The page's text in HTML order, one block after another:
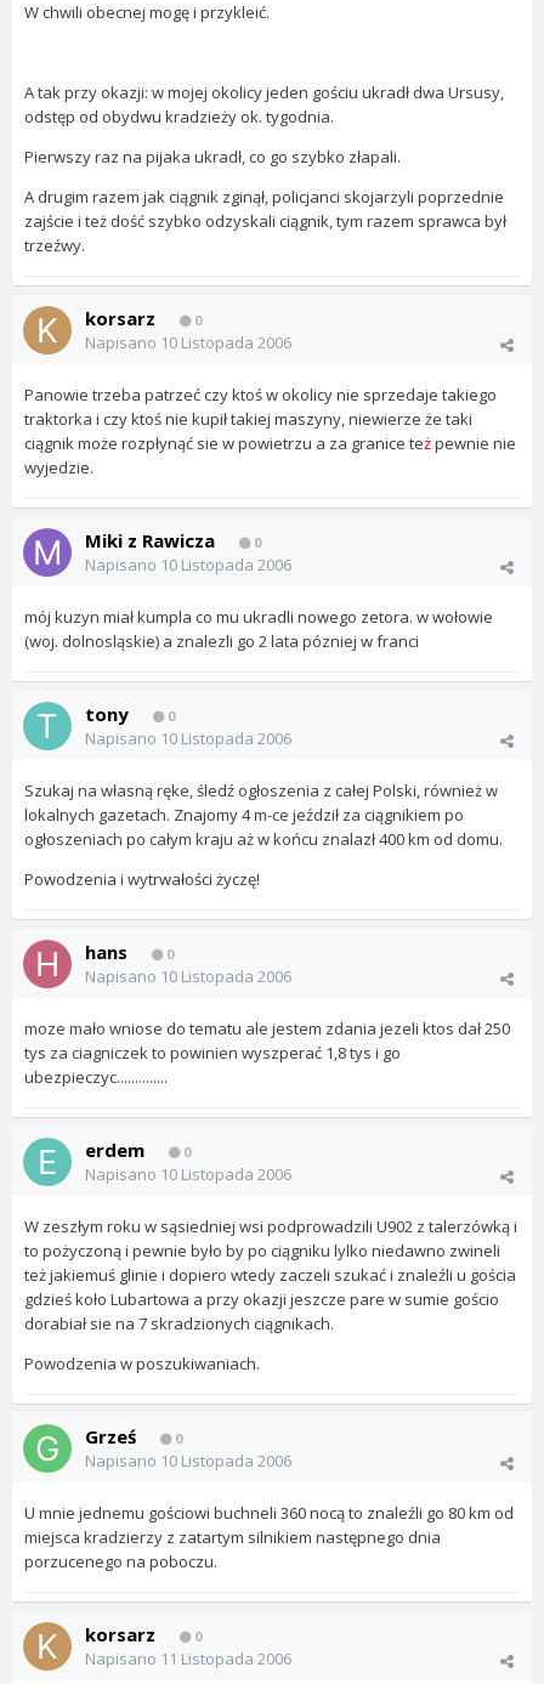
W chwili obecnej mogę i przykleić.
A tak przy okazji: w mojej okolicy jeden gościu ukradł dwa Ursusy,
odstęp od obydwu kradzieży ok. tygodnia.
Pierwszy raz na pijaka ukradł, co go szybko złapali.
A drugim razem jak ciągnik zginął, policjanci skojarzyli poprzednie
zajście i też dość szybko odzyskali ciągnik, tym razem sprawca był
trzeźwy.
korsarz 0
Napisano 10 Listopada 2006
Panowie trzeba patrzeć czy ktoś w okolicy nie sprzedaje takiego
traktorka i czy ktoś nie kupił takiej maszyny, niewierze że taki
ciągnik może rozpłynąć sie w powietrzu a za granice teżpewnie nie
wyjedzie.
Miki z Rawicza 0
Napisano 10 Listopada 2006
mój kuzyn miał kumpla co mu ukradli nowego zetora. w wołowie
(woj. dolnosląskie) a znalezli go 2 lata pózniej w franci
tony 0
Napisano 10 Listopada 2006
Szukaj na własną ręke, śledź ogłoszenia z całej Polski, również w
lokalnych gazetach. Znajomy 4 m-ce jeździł za ciągnikiem po
ogłoszeniach po całym kraju aż w końcu znalazł 400 km od domu.
Powodzenia i wytrwałości życzę!
hans 0
Napisano 10 Listopada 2006
moze mało wniose do tematu ale jestem zdania jezeli ktos dał 250
tys za ciagniczek to powinien wyszperać 1,8 tys i go
ubezpieczyc..............
erdem 0
Napisano 10 Listopada 2006
W zeszłym roku w sąsiedniej wsi podprowadzili U902 z talerzówką i
to pożyczoną i pewnie było by po ciągniku lylko niedawno zwineli
też jakiemuś glinie i dopiero wtedy zaczeli szukać i znaleźli u gościa
gdzieś koło Lubartowa a przy okazji jeszcze pare w sumie gościo
dorabiał sie na 7 skradzionych ciągnikach.
Powodzenia w poszukiwaniach.
Grześ 0
Napisano 10 Listopada 2006
U mnie jednemu gościowi buchneli 360 nocą to znaleźli go 80 km od
miejsca kradzierzy z zatartym silnikiem następnego dnia
porzucenego na poboczu.
korsarz 0
Napisano 11 Listopada 2006